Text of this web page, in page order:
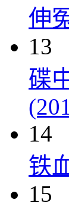
伸
13
碟
14
铁
15